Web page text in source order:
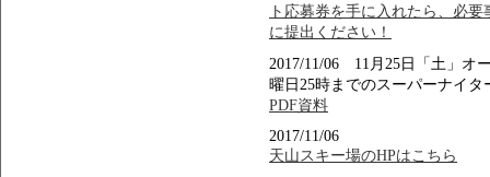
ト応募券を手に入れたら、必
に提出ください！
2017/11/06 11月25日「土」オ
曜日25時までのスーパーナイ
PDF資料
2017/11/06
天山スキー場のHPはこちら